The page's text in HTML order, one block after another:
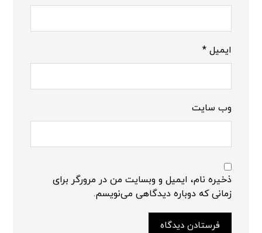
ایمیل*
وب‌ سایت
ذخیره نام، ایمیل و وبسایت من در مرورگر برای
زمانی که دوباره دیدگاهی می‌نویسم.
فرستادن دیدگاه